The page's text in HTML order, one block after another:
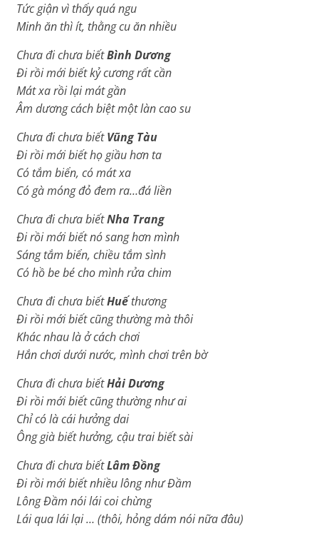
Tức giận vì thấy quá ngu
Minh ăn thì ít, thằng cu ăn nhiều
Chưa đi chưa biếtBình Dương
Đi rồi mới biết kỷ cương rất cần
Mát xa rồi lại mát gần
Âm dương cách biệt một làn cao su
Chưa đi chưa biếtVũng Tàu
Ði rồi mới biết họ giầu hơn ta
Có tắm biển, có mát xa
Có gà móng đỏ đem ra…đá liền
Chưa đi chưa biếtNha Trang
Đi rồi mới biết nó sang hơn mình
Sáng tắm biển, chiều tắm sình
Có hồ be bé cho mình rửa chim
Chưa đi chưa biếtHuếthương
Ði rồi mới biết cũng thường mà thôi
Khác nhau là ở cách chơi
Hắn chơi dưới nước, mình chơi trên bờ
Chưa đi chưa biếtHải Dương
Đi rồi mới biết cũng thường như ai
Chỉ có là cái hưởng dai
Ông già biết hưởng, cậu trai biết sài
Chưa đi chưa biếtLâm Đồng
Đi rồi mới biết nhiều lông như Đầm
Lông Đầm nói lái coi chừng
Lái qua lái lại … (thôi, hỏng dám nói nữa đâu)